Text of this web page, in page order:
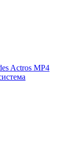
Actros MP4